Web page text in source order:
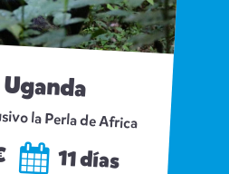
la Perla de Africa
11 días